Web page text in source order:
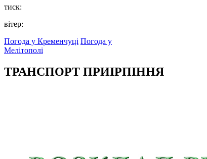
тиск:
вітер:
Погода у Кременчуці Погода у
Мелітополі
ТРАНСПОРТ ПРИІРПІННЯ